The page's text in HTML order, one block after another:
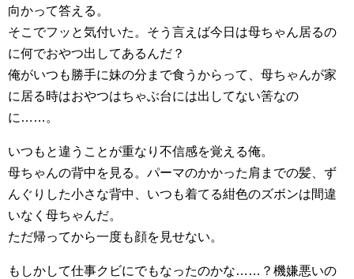
向かって答える。
そこでフッと気付いた。そう言えば今日は母ちゃん居るの
に何でおやつ出してあるんだ？
俺がいつも勝手に妹の分まで食うからって、母ちゃんが家
に居る時はおやつはちゃぶ台には出してない筈なの
に……。
いつもと違うことが重なり不信感を覚える俺。
母ちゃんの背中を見る。パーマのかかった肩までの髪、ず
んぐりした小さな背中、いつも着てる紺色のズボンは間違
いなく母ちゃんだ。
ただ帰ってから一度も顔を見せない。
もしかして仕事クビにでもなったのかな……？機嫌悪いの